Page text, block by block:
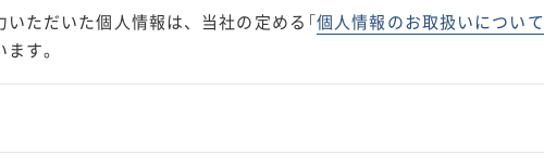
いただいた個人情報は、当社の定める「個人情報のお取扱いについて
す。